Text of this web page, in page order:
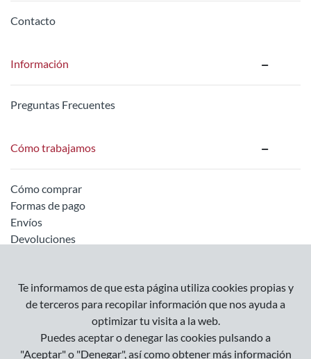
Contacto
Información
Preguntas Frecuentes
Cómo trabajamos
Cómo comprar
Formas de pago
Envíos
Devoluciones
Información legal
Condiciones Generales
Política de Privacidad
Te informamos de que esta página utiliza cookies propias y
de terceros para recopilar información que nos ayuda a
optimizar tu visita a la web.
Puedes aceptar o denegar las cookies pulsando a
"Aceptar" o "Denegar", así como obtener más información